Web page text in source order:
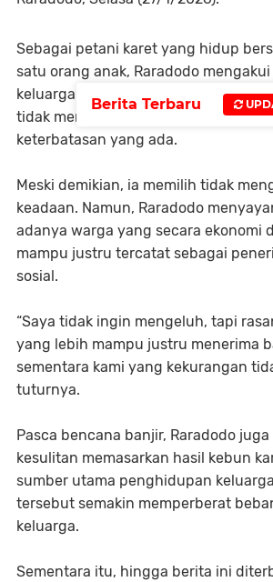
Sebagai petani karet yang hidup
satu orang anak, Raradodo
keluarganya tergolong pas-pasan.
tidak menentu membuatnya harus
keterbatasan yang ada.
Meski demikian, ia memilih tidak
keadaan. Namun, Raradodo
adanya warga yang secara ekonomi
mampu justru tercatat sebagai
sosial.
“Saya tidak ingin mengeluh, tapi
yang lebih mampu justru menerima
sementara kami yang kekurangan
tuturnya.
Pasca bencana banjir, Raradodo
kesulitan memasarkan hasil kebun
sumber utama penghidupan
tersebut semakin memperberat
keluarga.
Sementara itu, hingga berita ini
Berita Terbaru